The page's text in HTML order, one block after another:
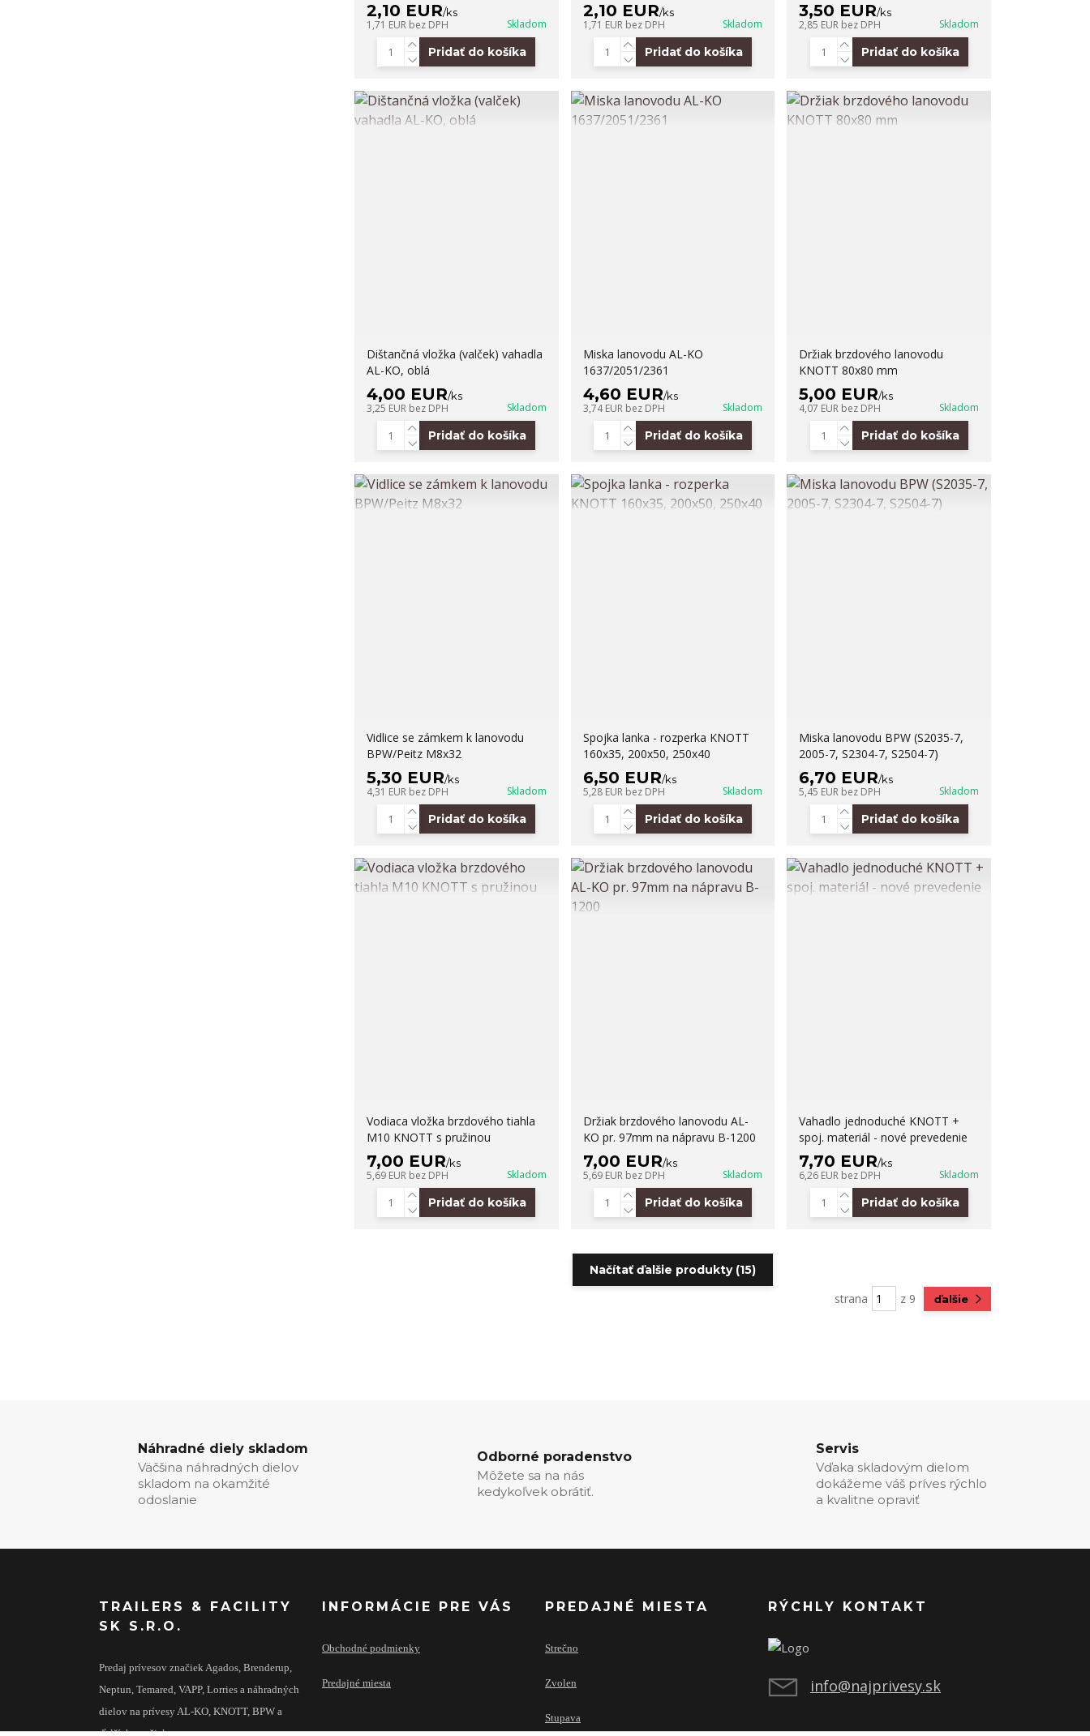
2,10 EUR/ks
1,71 EUR bez DPH Skladom
Pridať do košíka
2,10 EUR/ks
1,71 EUR bez DPH Skladom
Pridať do košíka
3,50 EUR/ks
2,85 EUR bez DPH Skladom
Pridať do košíka
Dištančná vložka (valček) vahadla
AL-KO, oblá
4,00 EUR/ks
3,25 EUR bez DPH Skladom
Pridať do košíka
Miska lanovodu AL-KO
1637/2051/2361
4,60 EUR/ks
3,74 EUR bez DPH Skladom
Pridať do košíka
Držiak brzdového lanovodu
KNOTT 80x80 mm
5,00 EUR/ks
4,07 EUR bez DPH Skladom
Pridať do košíka
Vidlice se zámkem k lanovodu
BPW/Peitz M8x32
5,30 EUR/ks
4,31 EUR bez DPH Skladom
Pridať do košíka
Spojka lanka - rozperka KNOTT
160x35, 200x50, 250x40
6,50 EUR/ks
5,28 EUR bez DPH Skladom
Pridať do košíka
Miska lanovodu BPW (S2035-7,
2005-7, S2304-7, S2504-7)
6,70 EUR/ks
5,45 EUR bez DPH Skladom
Pridať do košíka
Vodiaca vložka brzdového tiahla
M10 KNOTT s pružinou
7,00 EUR/ks
5,69 EUR bez DPH Skladom
Pridať do košíka
Držiak brzdového lanovodu AL-
KO pr. 97mm na nápravu B-1200
7,00 EUR/ks
5,69 EUR bez DPH Skladom
Pridať do košíka
Vahadlo jednoduché KNOTT +
spoj. materiál - nové prevedenie
7,70 EUR/ks
6,26 EUR bez DPH Skladom
Pridať do košíka
Načítať ďalšie produkty (15)
strana z 9 ďalšie
Náhradné diely skladom
Väčšina náhradných dielov
skladom na okamžité
odoslanie
Odborné poradenstvo
Môžete sa na nás
kedykoľvek obrátiť.
Servis
Vďaka skladovým dielom
dokážeme váš príves rýchlo
a kvalitne opraviť
TRAILERS & FACILITY
SK S.R.O.
Predaj prívesov značiek Agados, Brenderup,
Neptun, Temared, VAPP, Lorries a náhradných
dielov na prívesy AL-KO, KNOTT, BPW a
ďalších značiek.
INFORMÁCIE PRE VÁS
Obchodné podmienky
Predajné miesta
PREDAJNÉ MIESTA
Strečno
Zvolen
Stupava
RÝCHLY KONTAKT
info@najprivesy.sk